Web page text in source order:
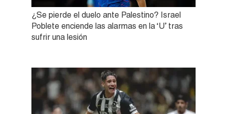
¿Se pierde el duelo ante Palestino? Israel
Poblete enciende las alarmas en la ‘U’ tras
sufrir una lesión